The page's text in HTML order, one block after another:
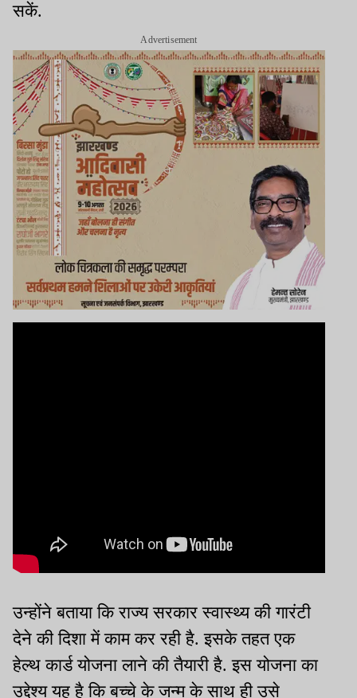
सकें.
Advertisement
उन्होंने बताया कि राज्य सरकार स्वास्थ्य की गारंटी
देने की दिशा में काम कर रही है. इसके तहत एक
हेल्थ कार्ड योजना लाने की तैयारी है. इस योजना का
उद्देश्य यह है कि बच्चे के जन्म के साथ ही उसे